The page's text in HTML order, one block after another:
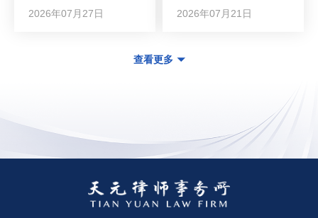
2026年07月27日 2026年07月21日
查看更多